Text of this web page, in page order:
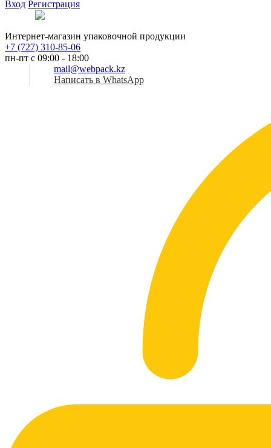
Вход Регистрация
Интернет-магазин упаковочной продукции
+7 (727) 310-85-06
пн-пт с 09:00 - 18:00
mail@webpack.kz
Написать в WhatsApp